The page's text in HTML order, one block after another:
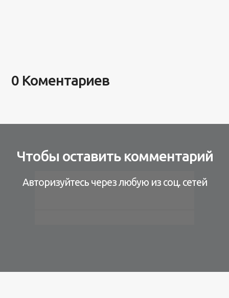
0 Коментариев
Чтобы оставить комментарий
Авторизуйтесь через любую из соц. сетей